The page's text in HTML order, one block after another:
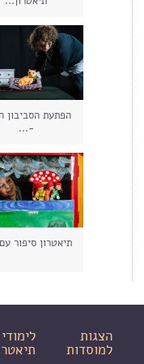
הפתעת הסביבון
-...
תיאטרון סיפור
הצגות
למוסדות
לימודי